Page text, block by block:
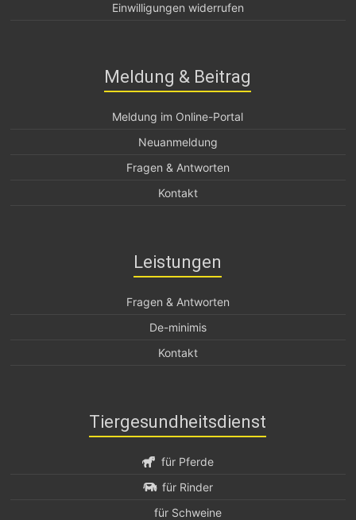
Einwilligungen widerrufen
Meldung & Beitrag
Meldung im Online-Portal
Neuanmeldung
Fragen & Antworten
Kontakt
Leistungen
Fragen & Antworten
De-minimis
Kontakt
Tiergesundheitsdienst
für Pferde
für Rinder
für Schweine